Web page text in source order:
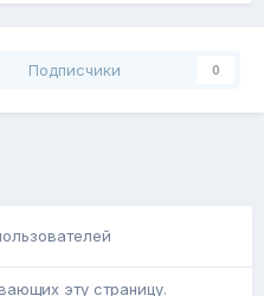
Подписчики 0
эту страницу.